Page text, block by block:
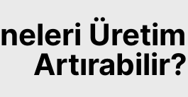
Artırabilir?